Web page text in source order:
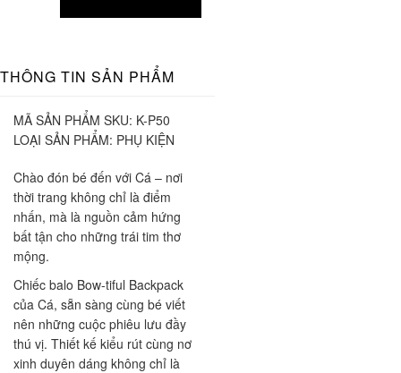
THÔNG TIN SẢN PHẨM
MÃ SẢN PHẨM SKU: K-P50
LOẠI SẢN PHẨM: PHỤ KIỆN
Chào đón bé đến với Cá – nơi
thời trang không chỉ là điểm
nhấn, mà là nguồn cảm hứng
bất tận cho những trái tim thơ
mộng.
Chiếc balo Bow-tiful Backpack
của Cá, sẵn sàng cùng bé viết
nên những cuộc phiêu lưu đầy
thú vị. Thiết kế kiểu rút cùng nơ
xinh duyên dáng không chỉ là